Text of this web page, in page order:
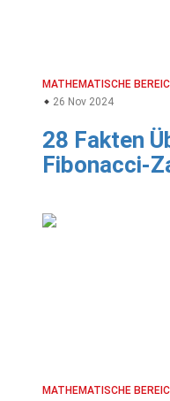
MATHEMATISCHE
26 Nov 2024
28 Fakten
Fibonacci-
MATHEMATISCHE